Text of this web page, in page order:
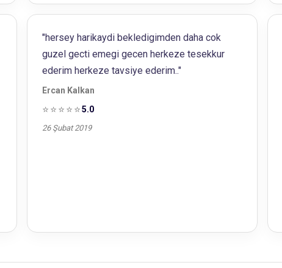
"hersey harikaydi bekledigimden daha cok
guzel gecti emegi gecen herkeze tesekkur
ederim herkeze tavsiye ederim.."
Ercan Kalkan
⭐⭐⭐⭐⭐5.0
26 Şubat 2019